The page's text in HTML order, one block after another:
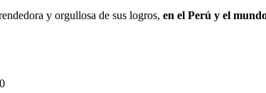
y orgullosa de sus logros, en el Perú y el